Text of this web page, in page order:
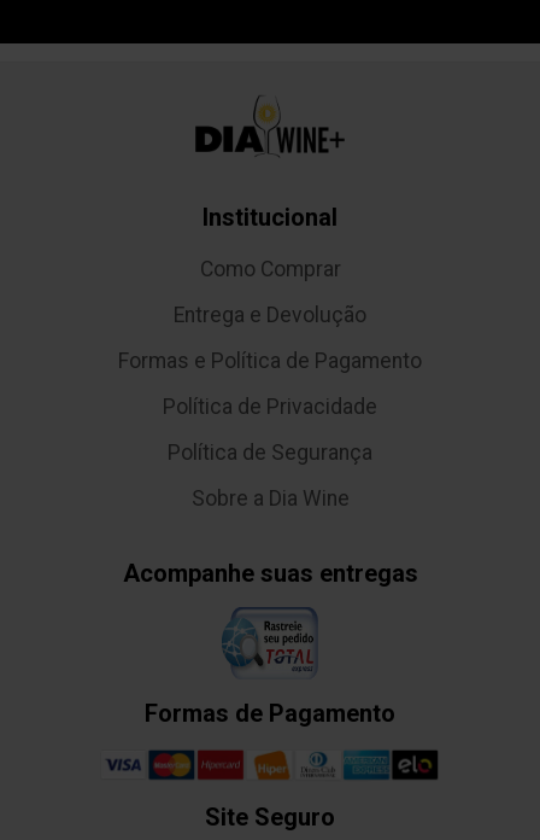
Institucional
Como Comprar
Entrega e Devolução
Formas e Política de Pagamento
Política de Privacidade
Política de Segurança
Sobre a Dia Wine
Acompanhe suas entregas
Formas de Pagamento
Site Seguro